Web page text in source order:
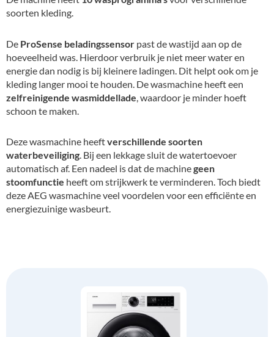
soorten kleding.
De ProSense beladingssensor past de wastijd aan op de
hoeveelheid was. Hierdoor verbruik je niet meer water en
energie dan nodig is bij kleinere ladingen. Dit helpt ook om je
kleding langer mooi te houden. De wasmachine heeft een
zelfreinigende wasmiddellade , waardoor je minder hoeft
schoon te maken.
Deze wasmachine heeftverschillende soorten
waterbeveiliging. Bij een lekkage sluit de watertoevoer
automatisch af. Een nadeel is dat de machinegeen
stoomfunctie heeft om strijkwerk te verminderen. Toch biedt
deze AEG wasmachine veel voordelen voor een efficiënte en
energiezuinige wasbeurt.